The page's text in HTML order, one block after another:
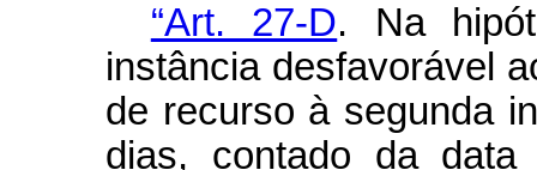
“Art. 27-D. Na
instância desfavorável
de recurso à segunda
dias, contado da